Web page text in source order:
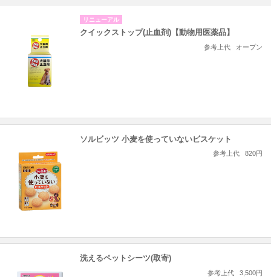
リニューアル
クイックストップ(止血剤)【動物用医薬品】
参考上代 オープン
ソルビッツ 小麦を使っていないビスケット
参考上代 820円
洗えるペットシーツ(取寄)
参考上代 3,500円